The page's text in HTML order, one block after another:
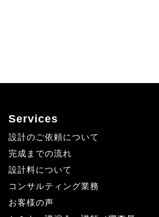
Services
設計のご依頼について
完成までの流れ
設計料について
コンサルティング業務
お客様の声